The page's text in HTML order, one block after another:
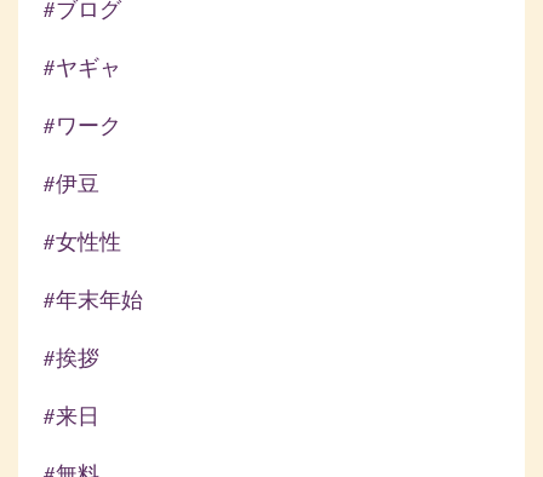
#ブログ
#ヤギャ
#ワーク
#伊豆
#女性性
#年末年始
#挨拶
#来日